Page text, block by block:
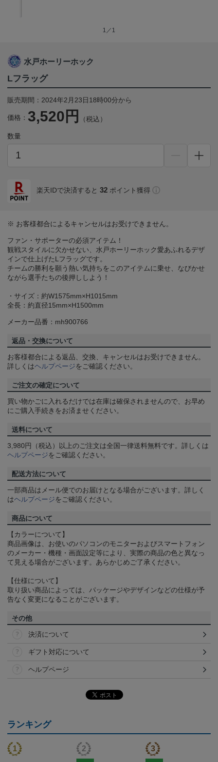
1／1
水戸ホーリーホック
Lフラッグ
販売期間：2024年2月23日18時00分から
価格： 3,520円 （税込）
数量
楽天IDで決済すると 32 ポイント獲得
※ お客様都合によるキャンセルはお受けできません。
ファン・サポーターの必須アイテム！
観戦スタイルに欠かせない、水戸ホーリーホック愛あふれるデザ
インで仕上げたLフラッグです。
チームの勝利を願う熱い気持ちをこのアイテムに乗せ、なびかせ
ながら選手たちの後押ししよう！
・サイズ：約W1575mm×H1015mm
全長：約直径15mm×H1500mm
メーカー品番：mh900766
返品・交換について
お客様都合による返品、交換、キャンセルはお受けできません。
詳しくはヘルプページをご確認ください。
ご注文の確定について
買い物かごに入れるだけでは在庫は確保されませんので、お早め
にご購入手続きをお済ませください。
送料について
3,980円（税込）以上のご注文は全国一律送料無料です。詳しくは
ヘルプページをご確認ください。
配送方法について
一部商品はメール便でのお届けとなる場合がございます。詳しく
はヘルプページをご確認ください。
商品について
【カラーについて】
商品画像は、お使いのパソコンのモニターおよびスマートフォン
のメーカー・機種・画面設定等により、実際の商品の色と異なっ
て見える場合がございます。あらかじめご了承ください。
【仕様について】
取り扱い商品によっては、パッケージやデザインなどの仕様が予
告なく変更になることがございます。
その他
決済について
ギフト対応について
ヘルプページ
ランキング